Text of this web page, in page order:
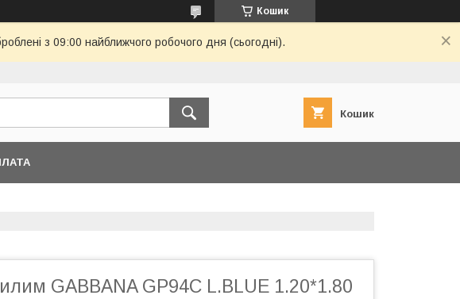
Кошик
з 09:00 найближчого робочого дня (сьогодні).
Кошик
GABBANA GP94C L.BLUE 1.20*1.80